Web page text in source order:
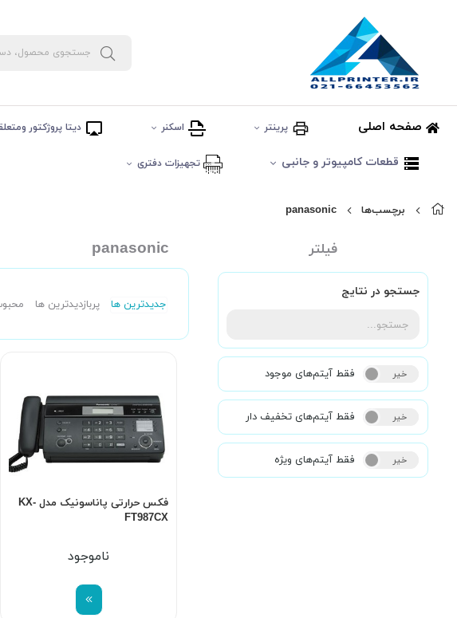
صفحه اصلی پرینتر اسکنر دیتا پروژکتور
قطعات کامپیوتر و جانبی تجهیزات دفتری
برچسب‌ها panasonic
فیلتر
جستجو در نتایج
بله خیر فقط آیتم‌های موجود
بله خیر فقط آیتم‌های تخفیف دار
بله خیر فقط آیتم‌های ویژه
panasonic
جدیدترین ها پربازدیدترین ها
فکس حرارتی پاناسونیک مدل KX-
FT987CX
ناموجود